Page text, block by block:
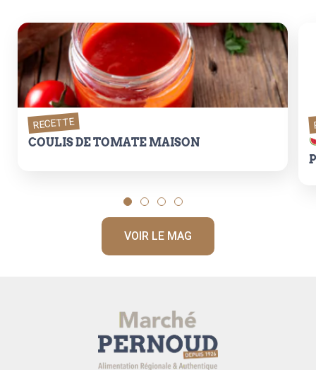
RECETTE
COULIS DE TOMATE MAISON
VOIR LE MAG